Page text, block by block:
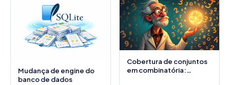
Mudança de engine do
banco de dados
Cobertura de conjuntos
em combinatória: